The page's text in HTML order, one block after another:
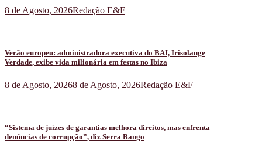
8 de Agosto, 2026Redação E&F
Verão europeu: administradora executiva do BAI, Irisolange
Verdade, exibe vida milionária em festas no Ibiza
8 de Agosto, 20268 de Agosto, 2026Redação E&F
“Sistema de juízes de garantias melhora direitos, mas enfrenta
denúncias de corrupção”, diz Serra Bango